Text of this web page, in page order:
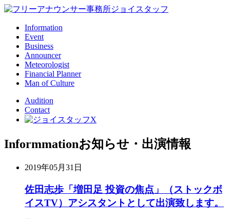
Information
Event
Business
Announcer
Meteorologist
Financial Planner
Man of Culture
Audition
Contact
Informmationお知らせ・出演情報
2019年05月31日
佐田志歩「増田足 投資の焦点」（ストックボ
イスTV）アシスタントとして出演致します。